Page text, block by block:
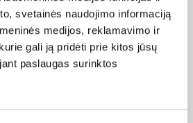
svetainės naudojimo informaciją
medijos, reklamavimo ir
gali ją pridėti prie kitos jūsų
paslaugas surinktos
tą pačią darbo dieną